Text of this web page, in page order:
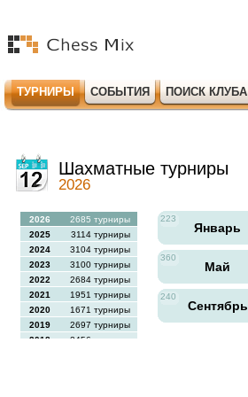
ТУРНИРЫ СОБЫТИЯ ПОИСК КЛУБА
Шахматные турниры
2026
2026
2685 турниры
2025
3114 турниры
2024
3104 турниры
2023
3100 турниры
2022
2684 турниры
2021
1951 турниры
2020
1671 турниры
2019
2697 турниры
2018
2456 турниры
223
Январь
360
Май
240
Сентябрь